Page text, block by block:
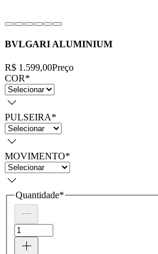
BVLGARI ALUMINIUM
R$ 1.599,00Preço
COR*
PULSEIRA*
MOVIMENTO*
Quantidade*